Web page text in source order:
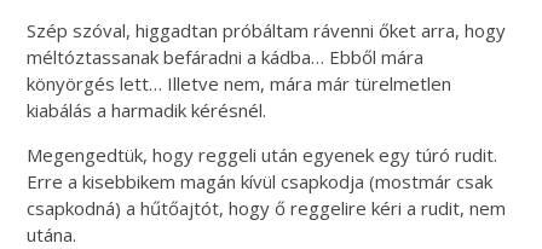
Szép szóval, higgadtan próbáltam rávenni őket arra, hogy
méltóztassanak befáradni a kádba… Ebből mára
könyörgés lett… Illetve nem, mára már türelmetlen
kiabálás a harmadik kérésnél.
Megengedtük, hogy reggeli után egyenek egy túró rudit.
Erre a kisebbikem magán kívül csapkodja (mostmár csak
csapkodná) a hűtőajtót, hogy ő reggelire kéri a rudit, nem
utána.